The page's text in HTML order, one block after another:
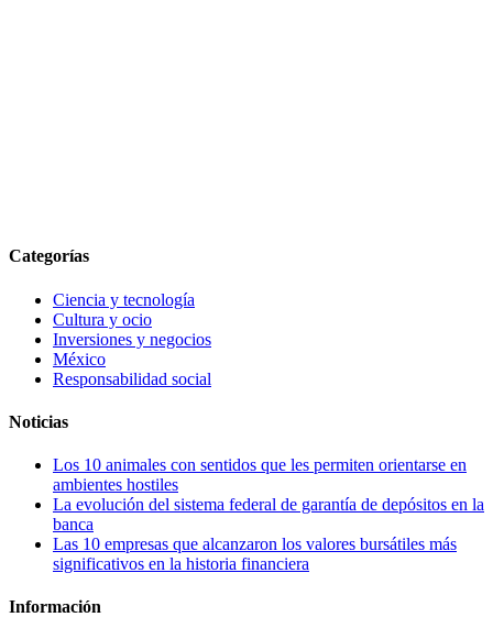
Categorías
Ciencia y tecnología
Cultura y ocio
Inversiones y negocios
México
Responsabilidad social
Noticias
Los 10 animales con sentidos que les permiten orientarse en
ambientes hostiles
La evolución del sistema federal de garantía de depósitos en la
banca
Las 10 empresas que alcanzaron los valores bursátiles más
significativos en la historia financiera
Información